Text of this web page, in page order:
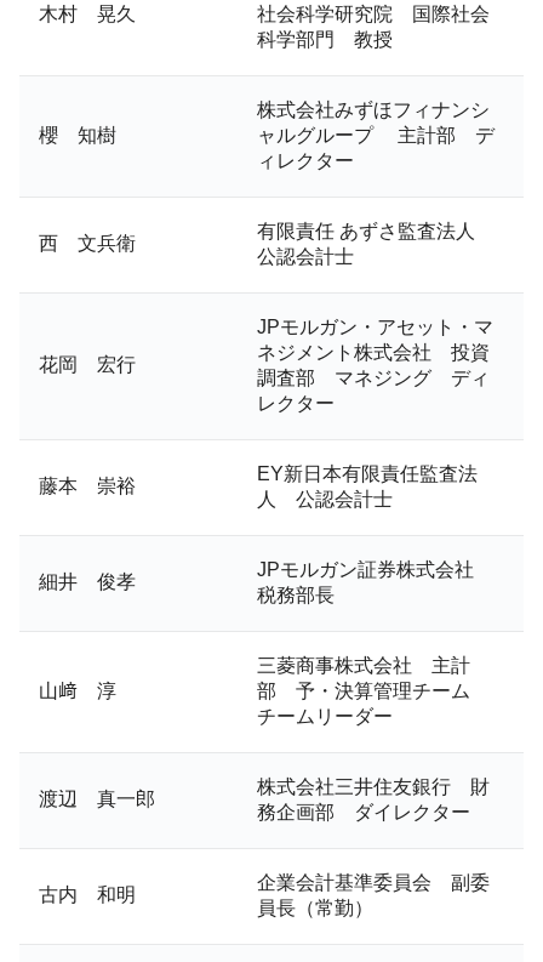
木村 晃久
社会科学研究院 国際社会
科学部門 教授
櫻 知樹
株式会社みずほフィナンシ
ャルグループ 主計部 デ
ィレクター
西 文兵衛
有限責任 あずさ監査法人
公認会計士
花岡 宏行
JPモルガン・アセット・マ
ネジメント株式会社 投資
調査部 マネジング ディ
レクター
藤本 崇裕
EY新日本有限責任監査法
人 公認会計士
細井 俊孝
JPモルガン証券株式会社
税務部長
山﨑 淳
三菱商事株式会社 主計
部 予・決算管理チーム
チームリーダー
渡辺 真一郎
株式会社三井住友銀行 財
務企画部 ダイレクター
古内 和明
企業会計基準委員会 副委
員長（常勤）